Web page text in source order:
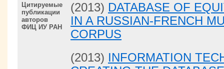
Цитируемые
публикации
авторов
ФИЦ ИУ РАН
(2013) DATABASE OF
IN A RUSSIAN-FRENCH
CORPUS
(2013) INFORMATION